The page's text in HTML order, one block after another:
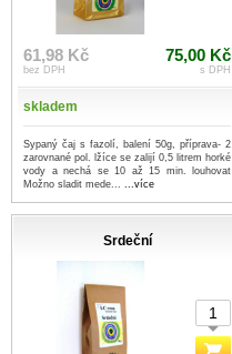
61,98 Kč
bez DPH
75,00 Kč
s DPH
skladem
Sypaný čaj s fazolí, balení 50g, příprava- 2
zarovnané pol. lžíce se zalijí 0,5 litrem horké
vody a nechá se 10 až 15 min. louhovat
Možno sladit mede... ...více
Srdeční